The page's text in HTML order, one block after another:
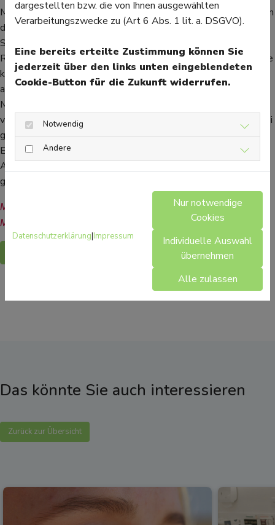
Mundtrockenheit oder Müdigkeit. Zudem kann es zu Reaktionen
der Haut wie Juckreiz, Rötung oder trockener Haut kommen.
Sollte es zu starken Nebenwirkungen oder allergischen
Reaktionen wie Schleimhautschwellungen oder Atemprobleme
kommen, sollte umgehend ein Arzt aufgesucht werden. Nicht
angewendet werden darf Buscopan bei Kindern unter 6 Jahren,
Muskelschwäche, einer Aufweitung des Dickdarms oder einem
verengten Verdauungstrakt oder verengten Harnwegen und bei
grünem Star. Wechselwirkungen kann es bei der gleichzeitigen
Einnahme von bronchienerweiternden Medikamenten,
Antidepressiva, Antihistaminika oder Beta-Sympathomimetika
geben.
Mehr Gesundheitsinformationen zum Thema
Medikamente/Wirkstoffe finden Sie hier.
Das könnte Sie auch interessieren
Zurück zur Übersicht
dargestellten bzw. die von Ihnen ausgewählten
Verarbeitungszwecke zu (Art 6 Abs. 1 lit. a. DSGVO).
Eine bereits erteilte Zustimmung können Sie
jederzeit über den links unten eingeblendeten
Cookie-Button für die Zukunft widerrufen.
Notwendig
Andere
Datenschutzerklärung|Impressum
Nur notwendige
Cookies
Individuelle Auswahl
übernehmen
Alle zulassen